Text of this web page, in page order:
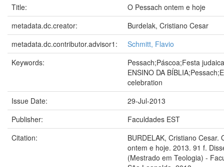
Title:
O Pessach ontem e hoje
metadata.dc.creator:
Burdelak, Cristiano Cesar
metadata.dc.contributor.advisor1:
Schmitt, Flavio
Keywords:
Pessach;Páscoa;Festa
ENSINO DA
celebration
Issue Date:
29-Jul-2013
Publisher:
Faculdades EST
Citation:
BURDELAK, Cristiano Cesar.
ontem e hoje. 2013. 91 f.
(Mestrado em Teologia) -